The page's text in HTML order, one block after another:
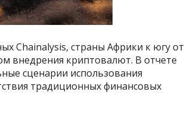
Chainalysis, страны Африки к югу от
внедрения криптовалют. В отчете
сценарии использования
традиционных финансовых